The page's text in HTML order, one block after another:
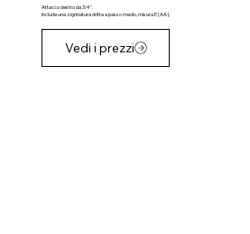
Attacco destro da 3/4".
Include una zigrinatura dritta a passo medio, misura E [AA].
Vedi i prezzi